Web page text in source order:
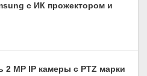
с ИК прожектором и
2 МР IP камеры с PTZ марки